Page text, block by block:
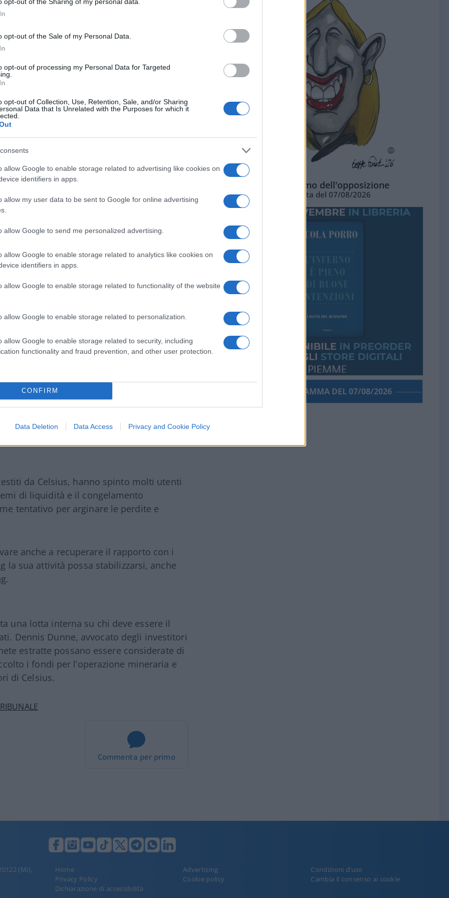
opt-out of the Sale of my Personal Data.
opt-out of processing my Personal Data for Targeted
opt-out of Collection, Use, Retention, Sale, and/or Sharing
Data that Is Unrelated with the Purposes for which it
allow Google to enable storage related to advertising like cookies on
identifiers in apps.
allow my user data to be sent to Google for online advertising
allow Google to send me personalized advertising.
allow Google to enable storage related to analytics like cookies on
identifiers in apps.
allow Google to enable storage related to functionality of the website
allow Google to enable storage related to personalization.
allow Google to enable storage related to security, including
functionality and fraud prevention, and other user protection.
CONFIRM
Data Deletion Data Access Privacy and Cookie Policy
segni di ripresa registrando un
(fonte: BTCSentinel.com)
Network con il mining
il mining di bitcoin potrebbe fornire alla
beni si sono bloccati nelle settimane
frattempo, infatti, Celsius Network ha
il prestito di criptovalute.
la blockchain nel nostro approfondimento
.
in cui il mercato delle criptovalute è in
essere piuttosto preziosa”.
ristrutturazione in base al Capitolo 11
Il deficit dichiarato nel suo bilancio è
da Celsius, hanno spinto molti utenti
di liquidità e il congelamento
tentativo per arginare le perdite e
anche a recuperare il rapporto con i
la sua attività possa stabilizzarsi, anche
una lotta interna su chi deve essere il
Dennis Dunne, avvocato degli investitori
estratte possano essere considerate di
i fondi per l’operazione mineraria e
di Celsius.
Commenta per primo
L'ottimismo dell'opposizione
Vignetta del 07/08/2026
PORROGRAMMA DEL 07/08/2026
(MI),
Home Advertising
Condizioni d’uso
Privacy Policy
Cookie policy
Cambia il consenso ai cookie
Dichiarazione di accessibilità